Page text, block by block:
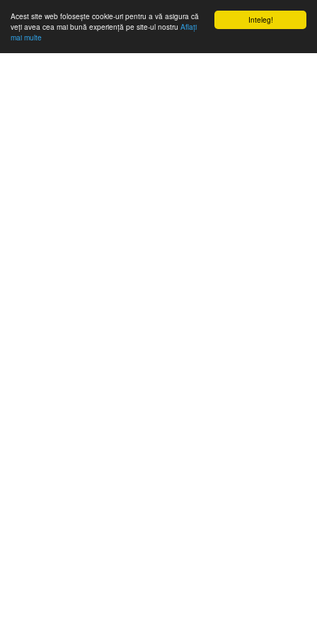
Inteleg!
Acest site web folosește cookie-uri pentru a vă asigura că
veți avea cea mai bună experiență pe site-ul nostru Aflați
mai multe